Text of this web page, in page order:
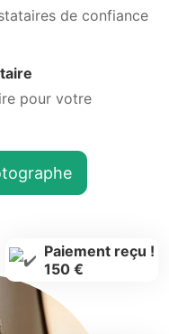
de confiance
pour votre
Paiement reçu !
150 €